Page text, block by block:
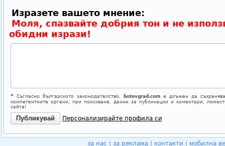
Изразете вашето мнение:
Моля, спазвайте добрия тон и не
обидни изрази!
*Съгласно българското законодателство, botevgrad.comе длъжен да
компетентните органи, при поискване, данни за публикации и коментари,
сайта!
Персонализирайте профила си
за нас за реклама контакти
мобилна